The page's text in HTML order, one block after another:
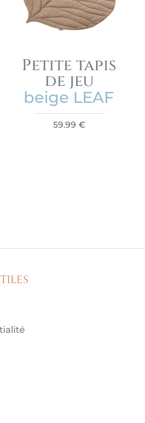
Petite tapis
de jeu
beige LEAF
59.99 €